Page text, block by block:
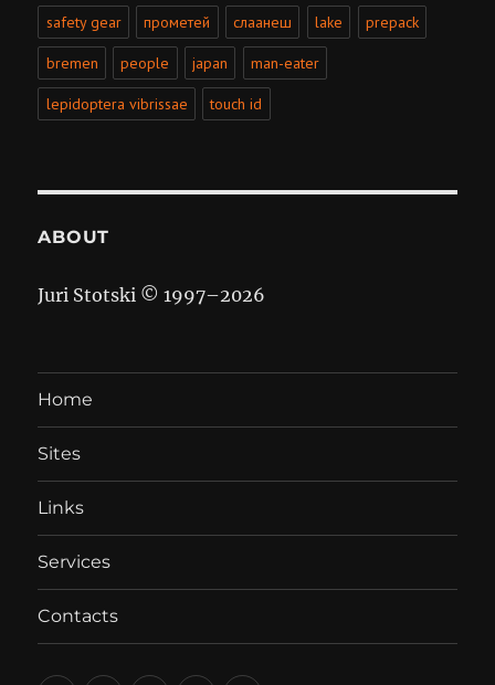
safety gear прометей слаанеш lake prepack
bremen people japan man-eater
lepidoptera vibrissae touch id
ABOUT
Juri Stotski © 1997–2026
Home
Sites
Links
Services
Contacts